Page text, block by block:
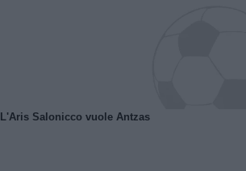
L'Aris Salonicco vuole Antzas